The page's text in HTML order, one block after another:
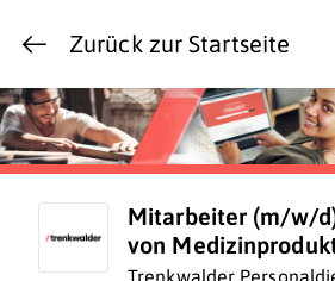
Zurück zur Startseite
Mitarbeiter (m/w/
von
Trenkwalder